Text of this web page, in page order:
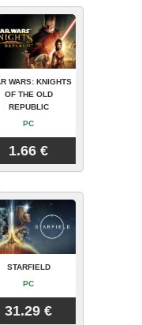
WARS: KNIGHTS
OF THE OLD
REPUBLIC
PC
1.66 €
STARFIELD
PC
31.29 €